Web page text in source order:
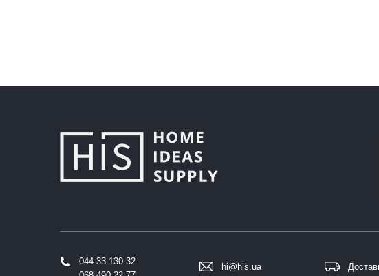
044 33 130 32
hi@his.ua